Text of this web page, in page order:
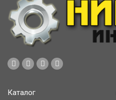
Каталог